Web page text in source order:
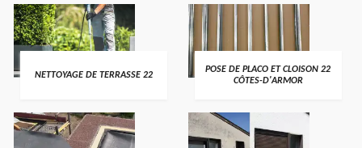
NETTOYAGE DE TERRASSE 22
POSE DE PLACO ET CLOISON 22
CÔTES-D'ARMOR